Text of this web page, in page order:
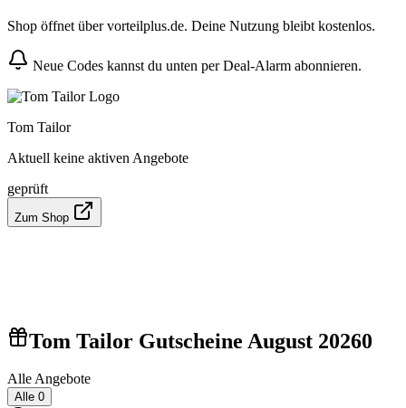
Shop öffnet über vorteilplus.de. Deine Nutzung bleibt kostenlos.
Neue Codes kannst du unten per Deal-Alarm abonnieren.
Tom Tailor
Aktuell keine aktiven Angebote
geprüft
Zum Shop
Tom Tailor Gutscheine August 20260
Alle Angebote
Alle 0